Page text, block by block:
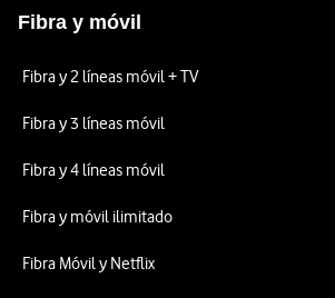
Fibra y móvil
Fibra y 2 líneas móvil + TV
Fibra y 3 líneas móvil
Fibra y 4 líneas móvil
Fibra y móvil ilimitado
Fibra Móvil y Netflix